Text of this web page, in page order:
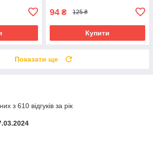
94 ₴ 125 ₴
Купити
Показати ще
з 610 відгуків за рік